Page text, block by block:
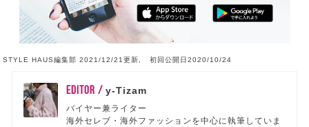
STYLE HAUS編集部 2021/12/21更新, 初回公開日2020/10/24
EDITOR /y-Tizam
バイヤー兼ライター
海外セレブ・海外ファッションを中心に執筆していま